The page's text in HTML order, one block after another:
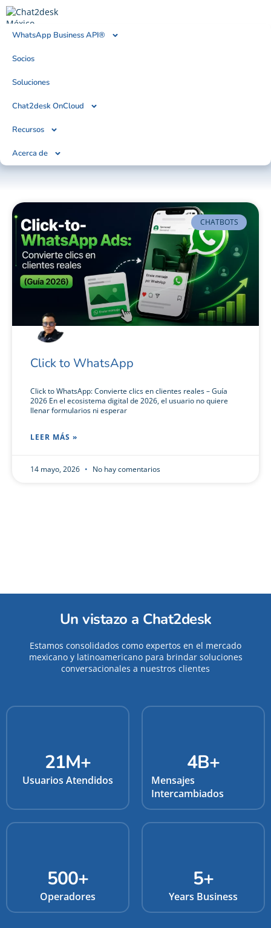
WhatsApp Business API®
Socios
Soluciones
Chat2desk OnCloud
Recursos
Acerca de
Tendencias, Noticias & Artículos
CHATBOTS
Click to WhatsApp
Click to WhatsApp: Convierte clics en clientes reales – Guía
2026 En el ecosistema digital de 2026, el usuario no quiere
llenar formularios ni esperar
LEER MÁS »
14 mayo, 2026 No hay comentarios
Un vistazo a Chat2desk
Estamos consolidados como expertos en el mercado
mexicano y latinoamericano para brindar soluciones
conversacionales a nuestros clientes
Usuarios Atendidos
21M+
Mensajes
Intercambiados
4B+
Operadores
500+
Years Business
5+